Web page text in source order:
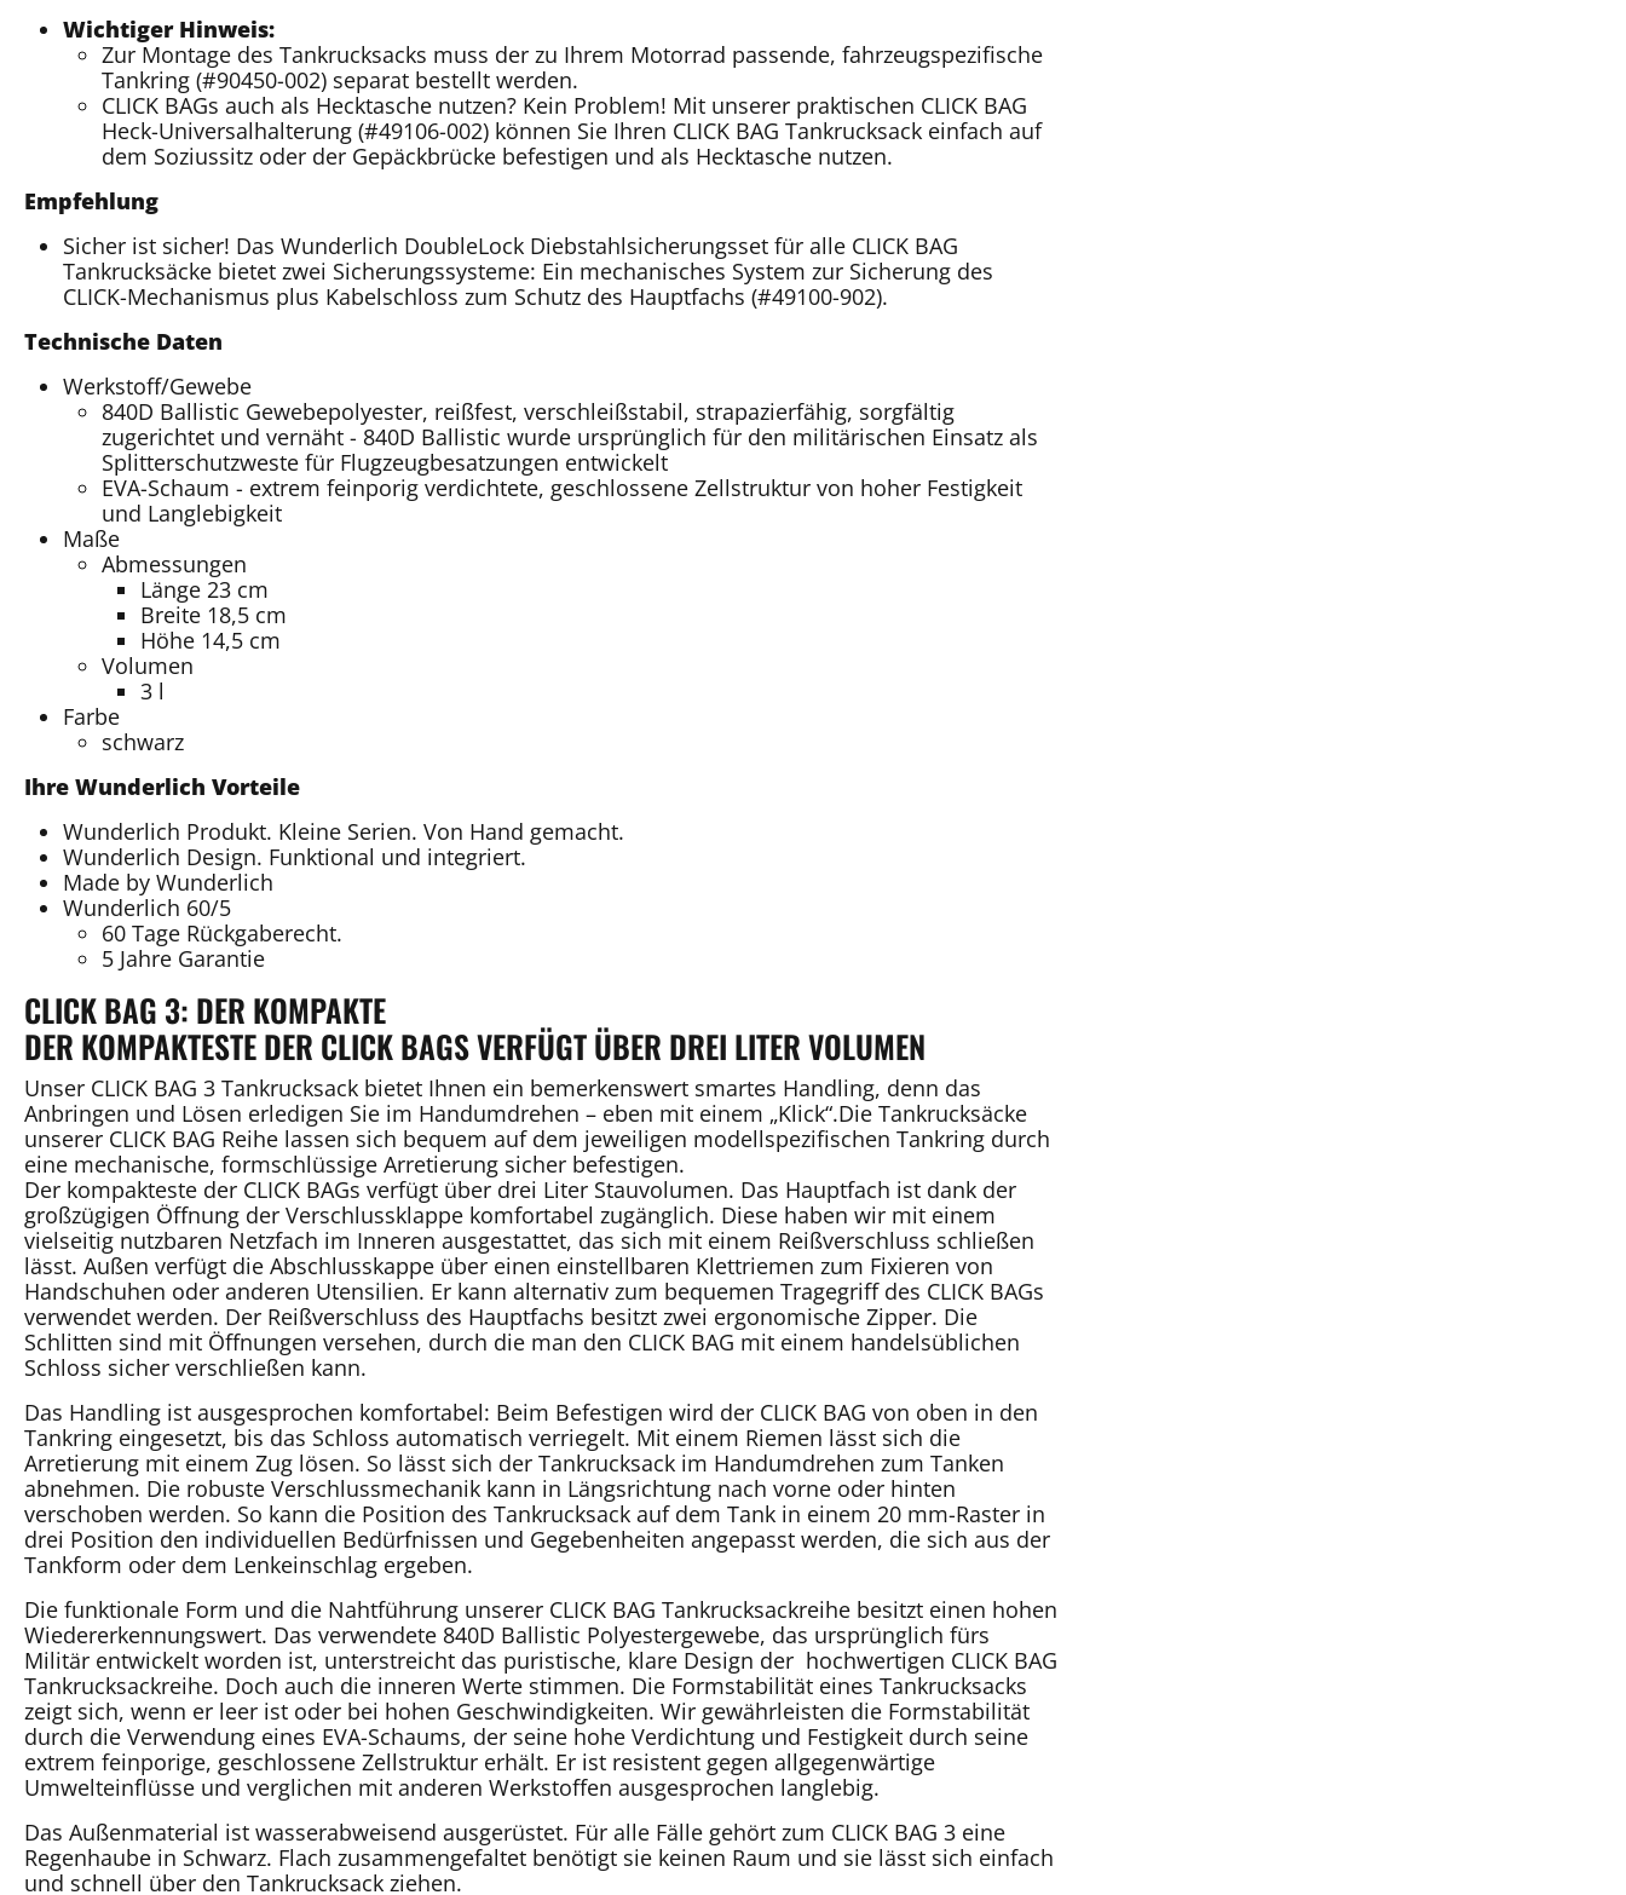
Wichtiger Hinweis:
Zur Montage des Tankrucksacks muss der zu Ihrem Motorrad passende, fahrzeugspezifische
Tankring (#90450-002) separat bestellt werden.
CLICK BAGs auch als Hecktasche nutzen? Kein Problem! Mit unserer praktischen CLICK BAG
Heck-Universalhalterung (#49106-002) können Sie Ihren CLICK BAG Tankrucksack einfach auf
dem Soziussitz oder der Gepäckbrücke befestigen und als Hecktasche nutzen.
Empfehlung
Sicher ist sicher! Das Wunderlich DoubleLock Diebstahlsicherungsset für alle CLICK BAG
Tankrucksäcke bietet zwei Sicherungssysteme: Ein mechanisches System zur Sicherung des
CLICK-Mechanismus plus Kabelschloss zum Schutz des Hauptfachs (#49100-902).
Technische Daten
Werkstoff/Gewebe
840D Ballistic Gewebepolyester, reißfest, verschleißstabil, strapazierfähig, sorgfältig
zugerichtet und vernäht - 840D Ballistic wurde ursprünglich für den militärischen Einsatz als
Splitterschutzweste für Flugzeugbesatzungen entwickelt
EVA-Schaum - extrem feinporig verdichtete, geschlossene Zellstruktur von hoher Festigkeit
und Langlebigkeit
Maße
Abmessungen
Länge 23 cm
Breite 18,5 cm
Höhe 14,5 cm
Volumen
3 l
Farbe
schwarz
Ihre Wunderlich Vorteile
Wunderlich Produkt. Kleine Serien. Von Hand gemacht.
Wunderlich Design. Funktional und integriert.
Made by Wunderlich
Wunderlich 60/5
60 Tage Rückgaberecht.
5 Jahre Garantie
CLICK BAG 3: DER KOMPAKTE
DER KOMPAKTESTE DER CLICK BAGS VERFÜGT ÜBER DREI LITER VOLUMEN
Unser CLICK BAG 3 Tankrucksack bietet Ihnen ein bemerkenswert smartes Handling, denn das
Anbringen und Lösen erledigen Sie im Handumdrehen – eben mit einem „Klick“.Die Tankrucksäcke
unserer CLICK BAG Reihe lassen sich bequem auf dem jeweiligen modellspezifischen Tankring durch
eine mechanische, formschlüssige Arretierung sicher befestigen.
Der kompakteste der CLICK BAGs verfügt über drei Liter Stauvolumen. Das Hauptfach ist dank der
großzügigen Öffnung der Verschlussklappe komfortabel zugänglich. Diese haben wir mit einem
vielseitig nutzbaren Netzfach im Inneren ausgestattet, das sich mit einem Reißverschluss schließen
lässt. Außen verfügt die Abschlusskappe über einen einstellbaren Klettriemen zum Fixieren von
Handschuhen oder anderen Utensilien. Er kann alternativ zum bequemen Tragegriff des CLICK BAGs
verwendet werden. Der Reißverschluss des Hauptfachs besitzt zwei ergonomische Zipper. Die
Schlitten sind mit Öffnungen versehen, durch die man den CLICK BAG mit einem handelsüblichen
Schloss sicher verschließen kann.
Das Handling ist ausgesprochen komfortabel: Beim Befestigen wird der CLICK BAG von oben in den
Tankring eingesetzt, bis das Schloss automatisch verriegelt. Mit einem Riemen lässt sich die
Arretierung mit einem Zug lösen. So lässt sich der Tankrucksack im Handumdrehen zum Tanken
abnehmen. Die robuste Verschlussmechanik kann in Längsrichtung nach vorne oder hinten
verschoben werden. So kann die Position des Tankrucksack auf dem Tank in einem 20 mm-Raster in
drei Position den individuellen Bedürfnissen und Gegebenheiten angepasst werden, die sich aus der
Tankform oder dem Lenkeinschlag ergeben.
Die funktionale Form und die Nahtführung unserer CLICK BAG Tankrucksackreihe besitzt einen hohen
Wiedererkennungswert. Das verwendete 840D Ballistic Polyestergewebe, das ursprünglich fürs
Militär entwickelt worden ist, unterstreicht das puristische, klare Design der hochwertigen CLICK BAG
Tankrucksackreihe. Doch auch die inneren Werte stimmen. Die Formstabilität eines Tankrucksacks
zeigt sich, wenn er leer ist oder bei hohen Geschwindigkeiten. Wir gewährleisten die Formstabilität
durch die Verwendung eines EVA-Schaums, der seine hohe Verdichtung und Festigkeit durch seine
extrem feinporige, geschlossene Zellstruktur erhält. Er ist resistent gegen allgegenwärtige
Umwelteinflüsse und verglichen mit anderen Werkstoffen ausgesprochen langlebig.
Das Außenmaterial ist wasserabweisend ausgerüstet. Für alle Fälle gehört zum CLICK BAG 3 eine
Regenhaube in Schwarz. Flach zusammengefaltet benötigt sie keinen Raum und sie lässt sich einfach
und schnell über den Tankrucksack ziehen.